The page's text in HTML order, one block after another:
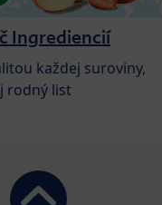
Ingrediencií
každej suroviny,
rodný list